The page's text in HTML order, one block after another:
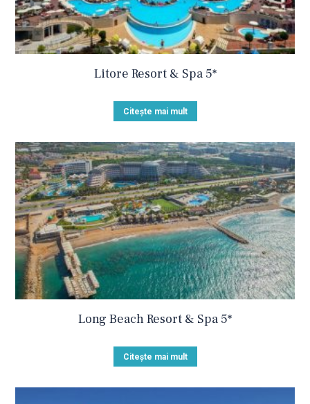
Litore Resort & Spa 5*
Citește mai mult
Long Beach Resort & Spa 5*
Citește mai mult